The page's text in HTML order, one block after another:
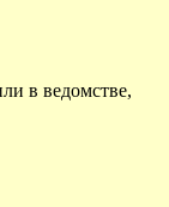
в ведомстве,